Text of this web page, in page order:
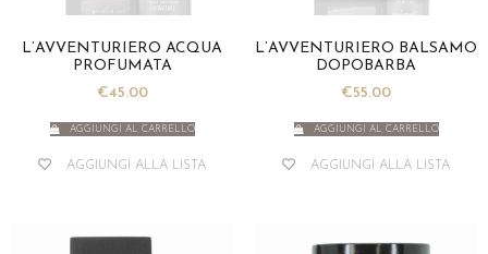
L’AVVENTURIERO ACQUA
PROFUMATA
€45.00
AGGIUNGI AL CARRELLO
AGGIUNGI ALLA LISTA
L’AVVENTURIERO BALSAMO
DOPOBARBA
€55.00
AGGIUNGI AL CARRELLO
AGGIUNGI ALLA LISTA